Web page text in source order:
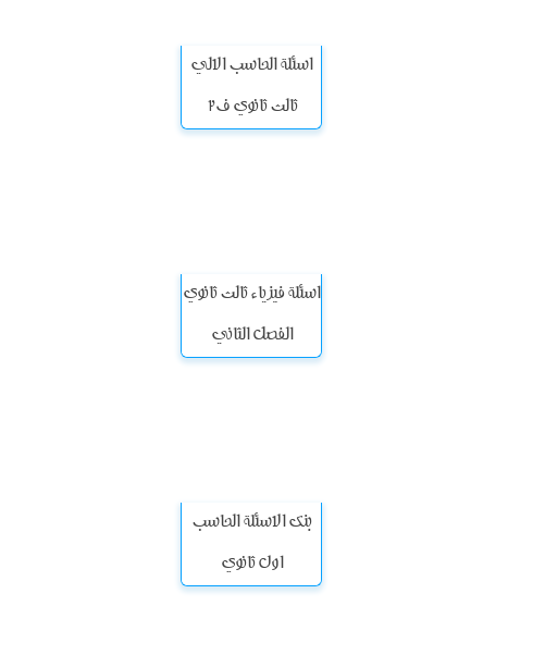
اسئلة الحاسب الالي
ثالث ثانوي ف2
اسئلة فيزياء ثالث ثانوي
الفصل الثاني
بنك الاسئلة الحاسب
اول ثانوي